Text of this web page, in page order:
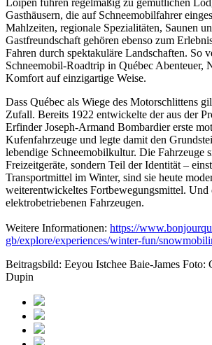
Loipen führen regelmäßig zu gemütlichen
Gasthäusern, die auf Schneemobilfahrer
Mahlzeiten, regionale Spezialitäten, Saunen
Gastfreundschaft gehören ebenso zum
Fahren durch spektakuläre Landschaften. So
Schneemobil-Roadtrip in Québec Abenteuer,
Komfort auf einzigartige Weise.
Dass Québec als Wiege des Motorschlittens
Zufall. Bereits 1922 entwickelte der aus der
Erfinder Joseph-Armand Bombardier erste
Kufenfahrzeuge und legte damit den
lebendige Schneemobilkultur. Die Fahrzeuge
Freizeitgeräte, sondern Teil der Identität –
Transportmittel im Winter, sind sie heute
weiterentwickeltes Fortbewegungsmittel. Und
elektrobetriebenen Fahrzeugen.
Weitere Informationen: https://
gb/explore/experiences/winter-fun/
Beitragsbild: Eeyou Istchee Baie-James Foto:
Dupin